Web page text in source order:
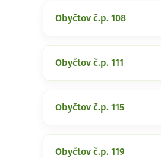
Obyčtov č.p. 108
Obyčtov č.p. 111
Obyčtov č.p. 115
Obyčtov č.p. 119